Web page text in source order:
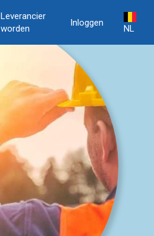
Leverancier
worden
Inloggen
NL